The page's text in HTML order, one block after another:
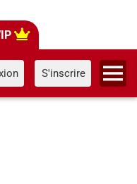
S'inscrire